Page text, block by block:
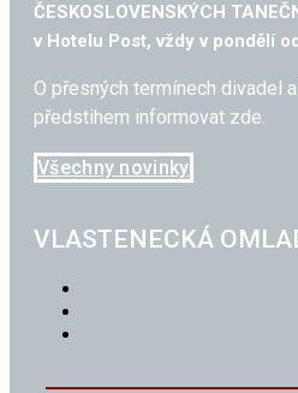
ČESKOSLOVENSKÝCH
v Hotelu Post, vždy v pondělí
O přesných termínech divadel
předstihem informovat zde.
Všechny novinky
VLASTENECKÁ